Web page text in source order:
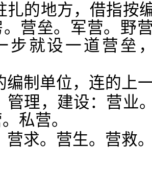
的地方，借指按
营垒。军营。野
步就设一道营垒
制单位，连的上
理，建设：营业
私营。
求。营生。营救